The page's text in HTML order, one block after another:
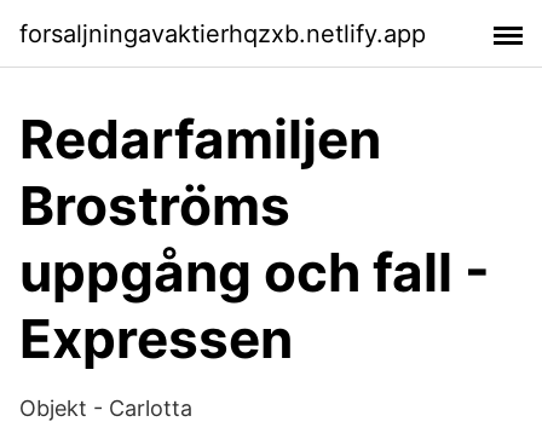
forsaljningavaktierhqzxb.netlify.app
Redarfamiljen
Broströms
uppgång och fall -
Expressen
Objekt - Carlotta